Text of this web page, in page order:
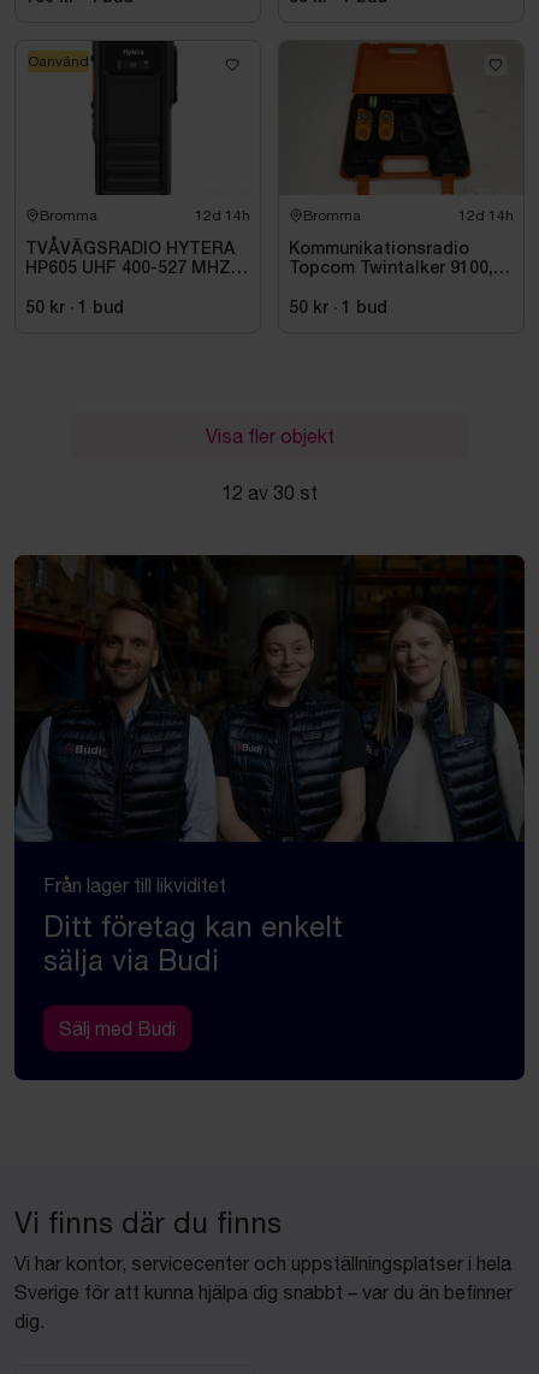
Bromma 12d 14h
TVÅVÄGSRADIO HYTERA
HP605 UHF 400-527 MHZ
50 kr · 1 bud
Oanvänd
Bromma 12d 14h
Kommunikationsradio
Topcom Twintalker 9100, 2
50 kr · 1 bud
Visa fler objekt
12 av 30 st
Från lager till likviditet
Ditt företag kan enkelt
sälja via Budi
Sälj med Budi
Vi finns där du finns
Vi har kontor, servicecenter och uppställningsplatser i hela
Sverige för att kunna hjälpa dig snabbt – var du än befinner
dig.